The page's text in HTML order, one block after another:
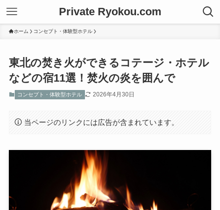
Private Ryokou.com
ホーム コンセプト・体験型ホテル
東北の焚き火ができるコテージ・ホテル
などの宿11選！焚火の炎を囲んで
コンセプト・体験型ホテル 2026年4月30日
当ページのリンクには広告が含まれています。